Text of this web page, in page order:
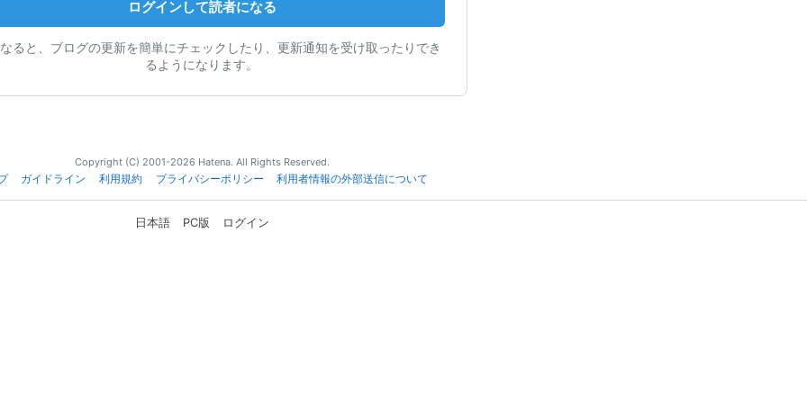
ログインして読者になる
ると、ブログの更新を簡単にチェックしたり、更新通知を受け取ったりでき
るようになります。
Copyright (C) 2001-2026 Hatena. All Rights Reserved.
ガイドライン 利用規約 プライバシーポリシー 利用者情報の外部送信について
日本語 PC版 ログイン